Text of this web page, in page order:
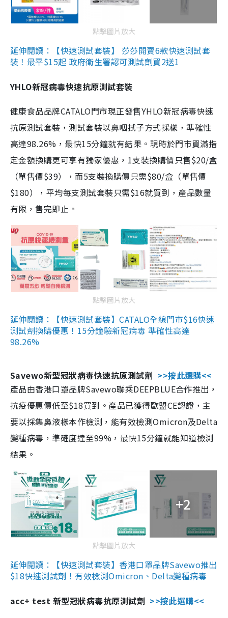
點擊圖片放大
延伸閱讀：【快速測試套裝】 莎莎開賣6款快速測試套
裝！最平$15起 政府衛生署認可測試劑買2送1
YHLO新冠病毒快速抗原測試套裝
健康食品品牌CATALO門市現正發售YHLO新冠病毒快速
抗原測試套裝，測試套裝以鼻咽拭子方式採樣，準確性
高達98.26%，最快15分鐘就有結果。現時於門市買滿指
定金額換購更可享有獨家優惠，1支裝換購價只售$20/盒
（單售價$39），而5支裝換購價只需$80/盒（單售價
$180），平均每支測試套裝只需$16就買到，產品數量
有限，售完即止。
點擊圖片放大
延伸閱讀：【快速測試套裝】CATALO全線門市$16快速
測試劑換購優惠！15分鐘驗新冠病毒 準確性高達
98.26%
Savewo新型冠狀病毒快速抗原測試劑 >>按此選購<<
產品由香港口罩品牌Savewo聯乘DEEPBLUE合作推出，
抗疫優惠價低至$18買到。產品已獲得歐盟CE認證，主
要以採集鼻液樣本作檢測，能有效檢測Omicron及Delta
變種病毒，準確度達至99%，最快15分鐘就能知道檢測
結果。
+2
點擊圖片放大
延伸閱讀：【快速測試套裝】香港口罩品牌Savewo推出
$18快速測試劑！有效檢測Omicron、Delta變種病毒
acc+ test 新型冠狀病毒抗原測試劑 >>按此選購<<